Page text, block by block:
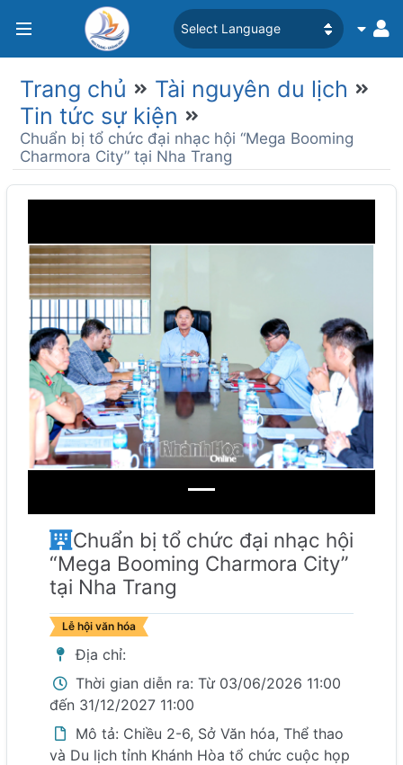
Trang chủ
Tài nguyên du lịch
Tin tức sự kiện
Chuẩn bị tổ chức đại nhạc hội “Mega Booming
Charmora City” tại Nha Trang
Previous Next
Chuẩn bị tổ chức đại nhạc hội
“Mega Booming Charmora City”
tại Nha Trang
Lễ hội văn hóa
Địa chỉ:
Thời gian diễn ra: Từ 03/06/2026 11:00
đến 31/12/2027 11:00
Mô tả: Chiều 2-6, Sở Văn hóa, Thể thao
và Du lịch tỉnh Khánh Hòa tổ chức cuộc họp